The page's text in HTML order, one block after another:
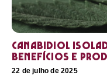
Canabidiol
benefícios e
22 de julho de 2025